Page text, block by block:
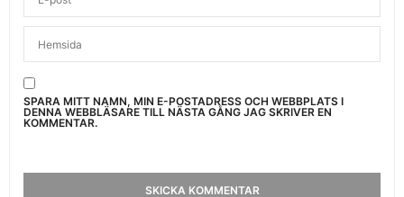
SPARA MITT NAMN, MIN E-POSTADRESS OCH WEBBPLATS I
DENNA WEBBLÄSARE TILL NÄSTA GÅNG JAG SKRIVER EN
KOMMENTAR.